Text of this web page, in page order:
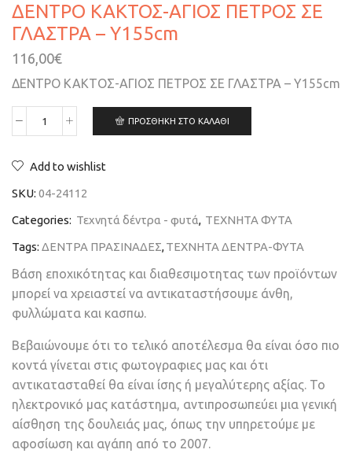
ΔΕΝΤΡΟ ΚΑΚΤΟΣ-ΑΓΙΟΣ ΠΕΤΡΟΣ ΣΕ
ΓΛΑΣΤΡΑ – Υ155cm
116,00€
ΔΕΝΤΡΟ ΚΑΚΤΟΣ-ΑΓΙΟΣ ΠΕΤΡΟΣ ΣΕ ΓΛΑΣΤΡΑ – Υ155cm
ΠΡΟΣΘΉΚΗ ΣΤΟ ΚΑΛΆΘΙ
Add to wishlist
SKU: 04-24112
Categories: Τεχνητά δέντρα - φυτά, ΤΕΧΝΗΤΑ ΦΥΤΑ
Tags: ΔΕΝΤΡΑ ΠΡΑΣΙΝΑΔΕΣ,ΤΕΧΝΗΤΑ ΔΕΝΤΡΑ-ΦΥΤΑ
Βάση εποχικότητας και διαθεσιμοτητας των προϊόντων
μπορεί να χρειαστεί να αντικαταστήσουμε άνθη,
φυλλώματα και κασπω.
Βεβαιώνουμε ότι το τελικό αποτέλεσμα θα είναι όσο πιο
κοντά γίνεται στις φωτογραφιες μας και ότι
αντικατασταθεί θα είναι ίσης ή μεγαλύτερης αξίας. Το
ηλεκτρονικό μας κατάστημα, αντιπροσωπεύει μια γενική
αίσθηση της δουλειάς μας, όπως την υπηρετούμε με
αφοσίωση και αγάπη από το 2007.